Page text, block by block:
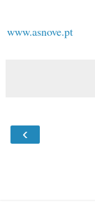
www.asnove.pt
‹